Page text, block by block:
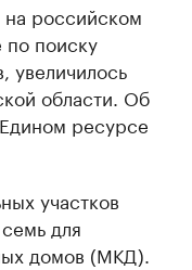
на российском
поиску
увеличилось
области. Об
ресурсе
участков
для
домов (МКД).